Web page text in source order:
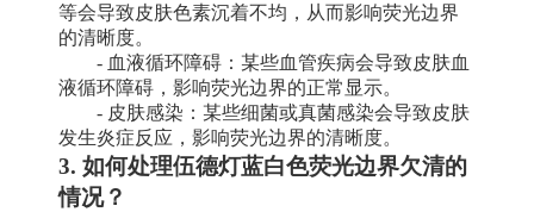
等会导致皮肤色素沉着不均，从而影响荧光边界
的清晰度。
- 血液循环障碍：某些血管疾病会导致皮肤血
液循环障碍，影响荧光边界的正常显示。
- 皮肤感染：某些细菌或真菌感染会导致皮肤
发生炎症反应，影响荧光边界的清晰度。
3. 如何处理伍德灯蓝白色荧光边界欠清的
情况？